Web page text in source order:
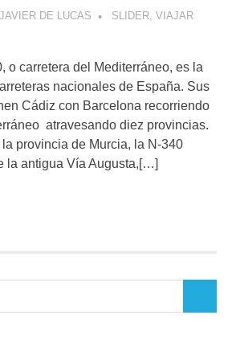
JAVIER DE LUCAS SLIDER, VIAJAR
o carretera del Mediterráneo, es la
nacionales de España. Sus
Cádiz con Barcelona recorriendo
atravesando diez provincias.
provincia de Murcia, la N-340
la antigua Vía Augusta,[…]